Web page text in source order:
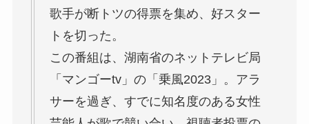
歌手が断トツの得票を集め、好スター
トを切った。
この番組は、湖南省のネットテレビ局
「マンゴーtv」の「乗風2023」。アラ
サーを過ぎ、すでに知名度のある女性